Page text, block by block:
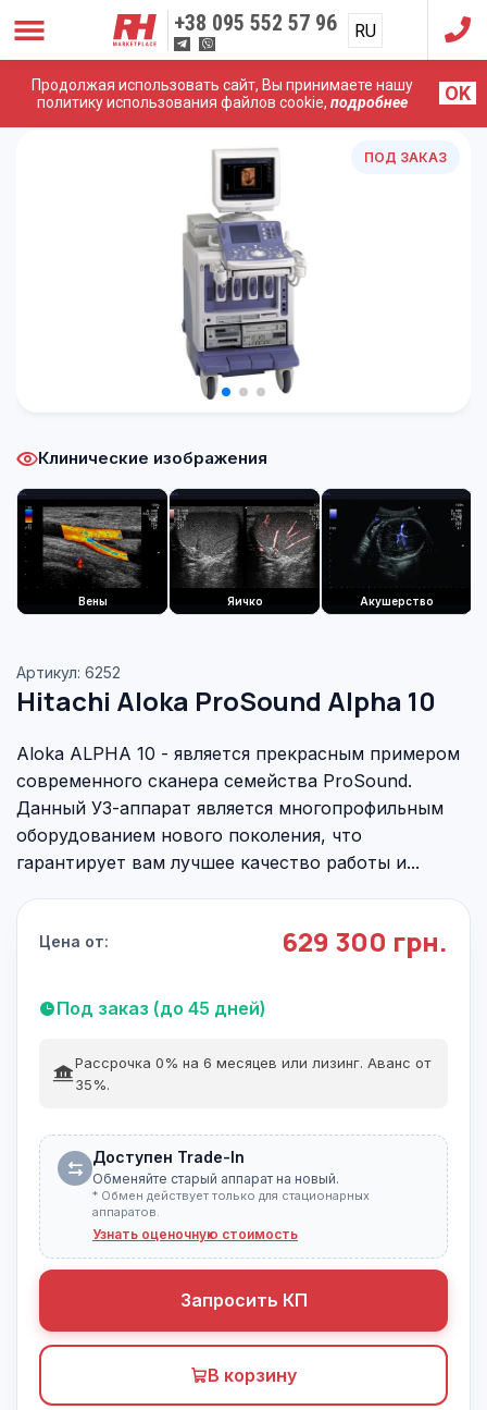
Продолжая использовать сайт, Вы принимаете нашу
политику использования файлов cookie, подробнее OK
+38 095 552 57 96 RU
UA
Главная/УЗИ Аппараты/Hitachi (Aloka)/Hitachi Aloka
ProSound Alpha 10
ПОД ЗАКАЗ
Клинические изображения
Вены Яичко Акушерство
Артикул: 6252
Hitachi Aloka ProSound Alpha 10
Aloka ALPHA 10 - является прекрасным примером
современного сканера семейства ProSound.
Данный УЗ-аппарат является многопрофильным
оборудованием нового поколения, что
гарантирует вам лучшее качество работы и...
Цена от: 629 300 грн.
Под заказ (до 45 дней)
Рассрочка 0% на 6 месяцев или лизинг. Аванс от
35%.
Доступен Trade-In
Обменяйте старый аппарат на новый.
* Обмен действует только для стационарных
аппаратов.
Узнать оценочную стоимость
Запросить КП
В корзину